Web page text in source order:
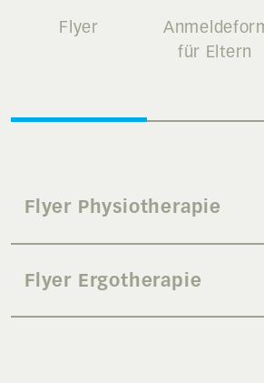
Flyer
für Eltern
Flyer Physiotherapie
Flyer Ergotherapie